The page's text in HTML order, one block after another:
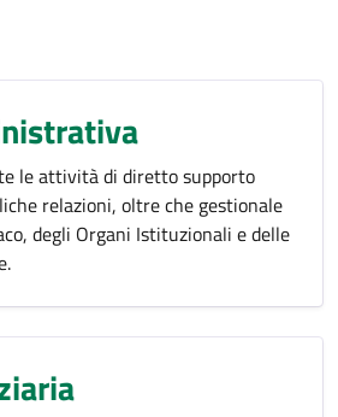
le attività di diretto supporto
relazioni, oltre che gestionale
degli Organi Istituzionali e delle